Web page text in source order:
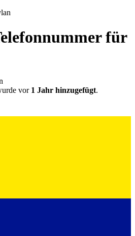
für
vor 1 Jahr hinzugefügt.